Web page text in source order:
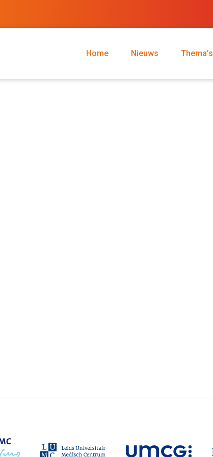
Home Nieuws Thema’s